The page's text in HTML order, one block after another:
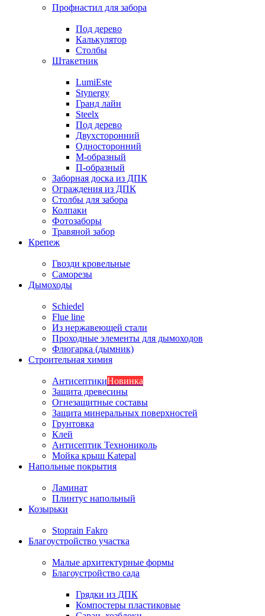
Профнастил для забора
Под дерево
Калькулятор
Столбы
Штакетник
LumiEste
Stynergy
Гранд лайн
Steelx
Под дерево
Двухсторонний
Односторонний
М-образный
П-образный
Заборная доска из ДПК
Ограждения из ДПК
Столбы для забора
Колпаки
Фотозаборы
Травяной забор
Крепеж
Гвозди кровельные
Саморезы
Дымоходы
Schiedel
Flue line
Из нержавеющей стали
Проходные элементы для дымоходов
Флюгарка (дымник)
Строительная химия
АнтисептикиНовинка
Защита древесины
Огнезащитные составы
Защита минеральных поверхностей
Грунтовка
Клей
Антисептик Технониколь
Мойка крыш Katepal
Напольные покрытия
Ламинат
Плинтус напольный
Козырьки
Stoprain Fakro
Благоустройство участка
Малые архитектурные формы
Благоустройство сада
Грядки из ДПК
Компостеры пластиковые